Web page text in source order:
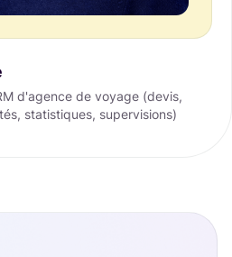
d'agence de voyage (devis,
statistiques, supervisions)